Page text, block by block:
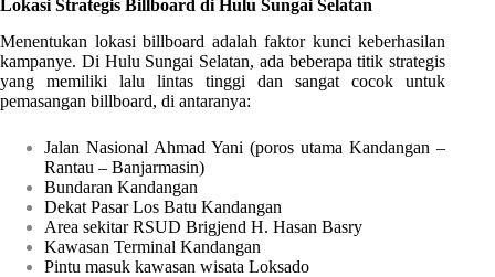
Lokasi Strategis Billboard di Hulu Sungai Selatan
Menentukan lokasi billboard adalah faktor kunci keberhasilan
kampanye. Di Hulu Sungai Selatan, ada beberapa titik strategis
yang memiliki lalu lintas tinggi dan sangat cocok untuk
pemasangan billboard, di antaranya:
Jalan Nasional Ahmad Yani (poros utama Kandangan –
Rantau – Banjarmasin)
Bundaran Kandangan
Dekat Pasar Los Batu Kandangan
Area sekitar RSUD Brigjend H. Hasan Basry
Kawasan Terminal Kandangan
Pintu masuk kawasan wisata Loksado